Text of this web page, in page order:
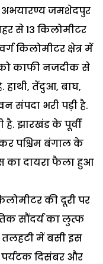
जमशेदपुर
से 13 किलोमीटर
किलोमीटर क्षेत्र में
काफी नजदीक से
तेंदुआ, बाघ,
संपदा भरी पड़ी है.
है. झारखंड के पूर्वी
पश्चिम बंगाल के
का दायरा फैला हुआ
की दूरी पर
सौंदर्य का लुत्फ
तलहटी में बसी इस
दिसंबर और